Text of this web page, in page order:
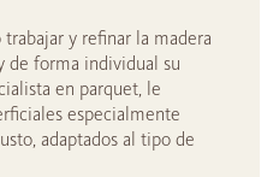
y refinar la madera
de forma individual su
en parquet, le
especialmente
adaptados al tipo de